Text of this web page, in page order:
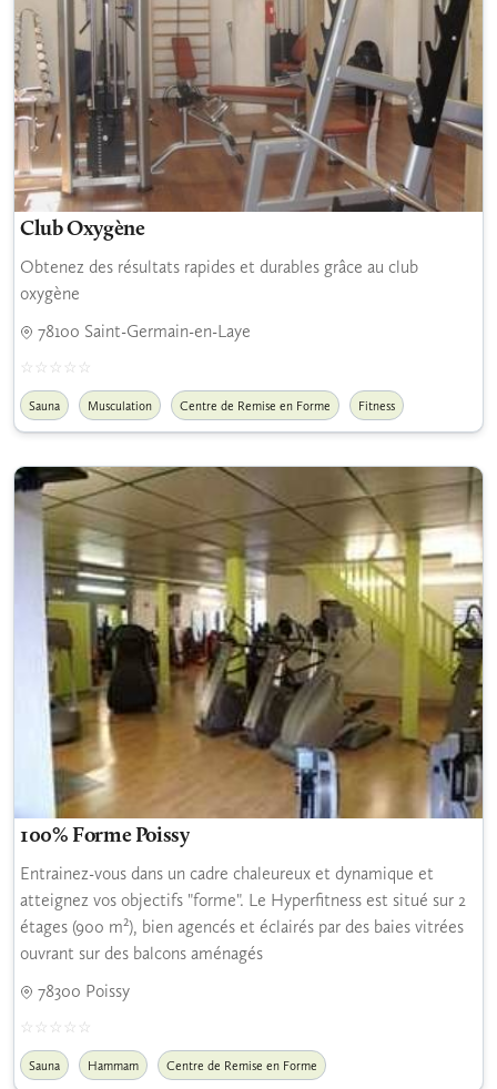
Club Oxygène
Obtenez des résultats rapides et durables grâce au club
oxygène
78100 Saint-Germain-en-Laye
Sauna Musculation Centre de Remise en Forme Fitness
100% Forme Poissy
Entrainez-vous dans un cadre chaleureux et dynamique et
atteignez vos objectifs "forme". Le Hyperfitness est situé sur 2
étages (900 m²), bien agencés et éclairés par des baies vitrées
ouvrant sur des balcons aménagés
78300 Poissy
Sauna Hammam Centre de Remise en Forme